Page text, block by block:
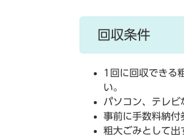
回収条件
1回に回収できる
い。
パソコン、テレビ
事前に手数料納付
粗大ごみとして